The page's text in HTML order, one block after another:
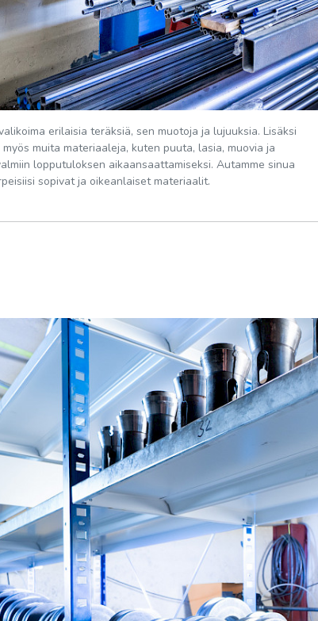
erilaisia teräksiä, sen muotoja ja lujuuksia. Lisäksi
muita materiaaleja, kuten puuta, lasia, muovia ja
lopputuloksen aikaansaattamiseksi. Autamme sinua
sopivat ja oikeanlaiset materiaalit.